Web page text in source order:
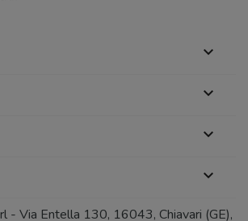




- Via Entella 130, 16043, Chiavari (GE),